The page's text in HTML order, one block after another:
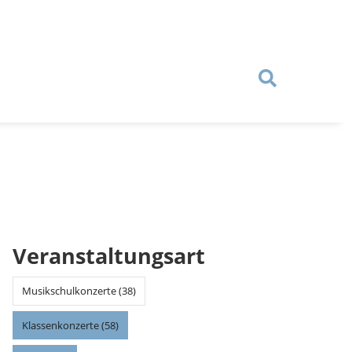
Veranstaltungsart
Musikschulkonzerte (38)
Klassenkonzerte (58)